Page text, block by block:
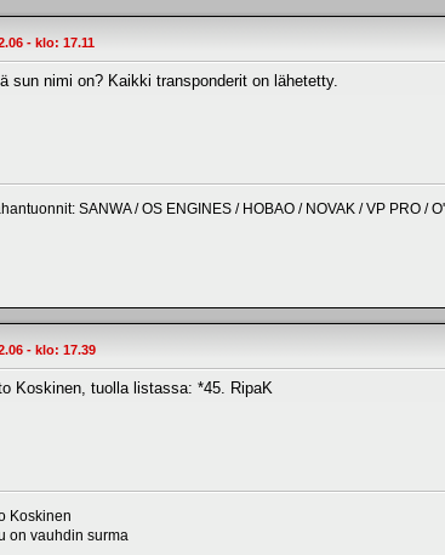
- klo: 17.11
sun nimi on? Kaikki transponderit on lähetetty.
SANWA / OS ENGINES / HOBAO / NOVAK / VP PRO /
- klo: 17.39
Koskinen, tuolla listassa: *45. RipaK
Koskinen
on vauhdin surma